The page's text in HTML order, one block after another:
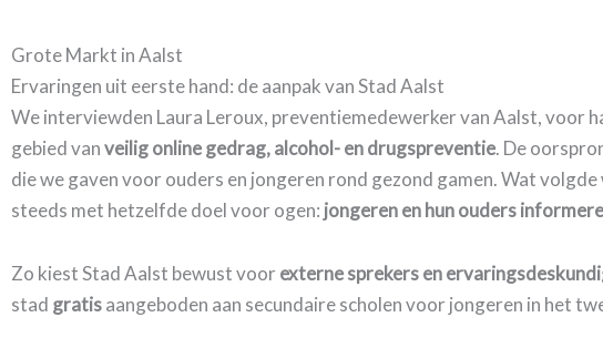
Grote Markt in Aalst
Ervaringen uit eerste hand: de aanpak van Stad Aalst
We interviewden Laura Leroux, preventiemedewerker van Aalst, voor
gebied vanveilig online gedrag, alcohol- en drugspreventie. De
die we gaven voor ouders en jongeren rond gezond gamen. Wat
steeds met hetzelfde doel voor ogen: jongeren en hun ouders
Zo kiest Stad Aalst bewust voor externe sprekers en
stad gratisaangeboden aan secundaire scholen voor jongeren in het